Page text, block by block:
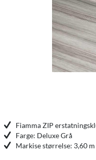
Fiamma ZIP
Farge: Deluxe Grå
Markise størrelse: 3,60 m